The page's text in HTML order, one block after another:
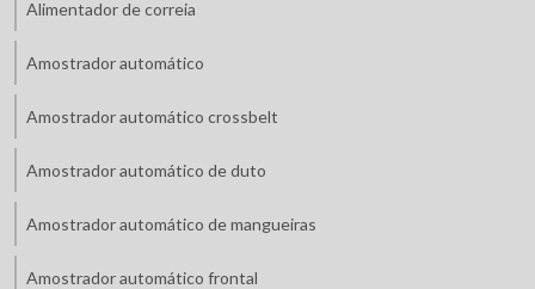
Alimentador de correia
Amostrador automático
Amostrador automático crossbelt
Amostrador automático de duto
Amostrador automático de mangueiras
Amostrador automático frontal